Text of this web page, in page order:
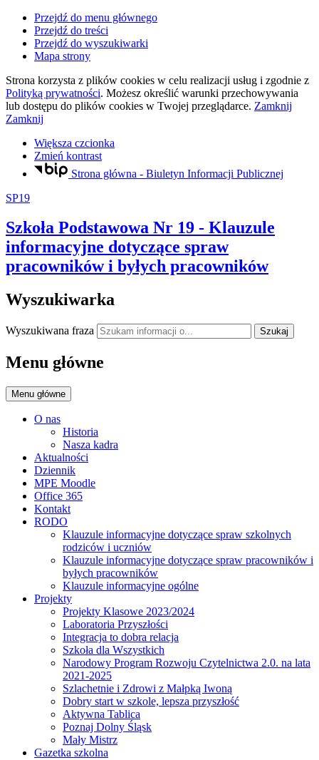
Przejdź do menu głównego
Przejdź do treści
Przejdź do wyszukiwarki
Mapa strony
Strona korzysta z plików cookies w celu realizacji usług i zgodnie z
Polityką prywatności. Możesz określić warunki przechowywania
lub dostępu do plików cookies w Twojej przeglądarce. Zamknij
Zamknij
Większa czcionka
Zmień kontrast
Strona główna - Biuletyn Informacji Publicznej
SP19
Szkoła Podstawowa Nr 19 - Klauzule
informacyjne dotyczące spraw
pracowników i byłych pracowników
Wyszukiwarka
Wyszukiwana fraza Szukaj
Menu główne
Menu główne
O nas
Historia
Nasza kadra
Aktualności
Dziennik
MPE Moodle
Office 365
Kontakt
RODO
Klauzule informacyjne dotyczące spraw szkolnych
rodziców i uczniów
Klauzule informacyjne dotyczące spraw pracowników i
byłych pracowników
Klauzule informacyjne ogólne
Projekty
Projekty Klasowe 2023/2024
Laboratoria Przyszłości
Integracja to dobra relacja
Szkoła dla Wszystkich
Narodowy Program Rozwoju Czytelnictwa 2.0. na lata
2021-2025
Szlachetnie i Zdrowi z Małpką Iwoną
Dobry start w szkole, lepsza przyszłość
Aktywna Tablica
Poznaj Dolny Śląsk
Mały Mistrz
Gazetka szkolna